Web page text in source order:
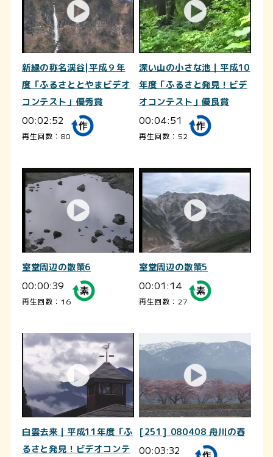
新緑の称名渓谷|平成９年
度「ふるさととやまビデオ
コンテスト」優秀賞
00:02:52
再生回数：80
深い山の小さな池｜平成10
年度「ふるさと発見！ビデ
オコンテスト」優良賞
00:04:51
再生回数：52
室堂周辺の散策6
00:00:39
再生回数：16
室堂周辺の散策5
00:01:14
再生回数：27
白雲去来｜平成11年度「ふ
るさと発見！ビデオコンテ
[251] 080408 舟川の春
00:03:32